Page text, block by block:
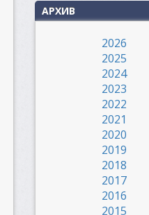
АРХИВ
2026
2025
2024
2023
2022
2021
2020
2019
2018
2017
2016
2015